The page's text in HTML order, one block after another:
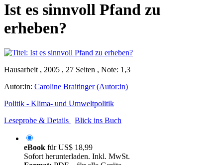
Ist es sinnvoll Pfand zu
erheben?
Hausarbeit , 2005 , 27 Seiten , Note: 1,3
Autor:in: Caroline Braitinger (Autor:in)
Politik - Klima- und Umweltpolitik
Leseprobe & Details
Blick ins Buch
eBook fürUS$ 18,99
Sofort herunterladen. Inkl. MwSt.